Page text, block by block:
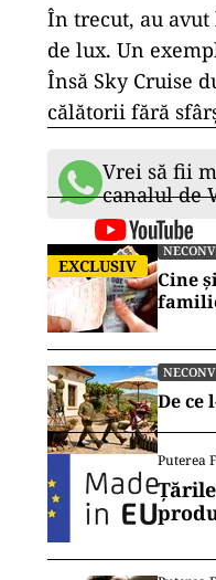
În trecut, au
de lux. Un
Însă Sky Cruise
călătorii fără
Vrei să fii
canalul de
EXCLUSIV
Cine
De ce
Puterea